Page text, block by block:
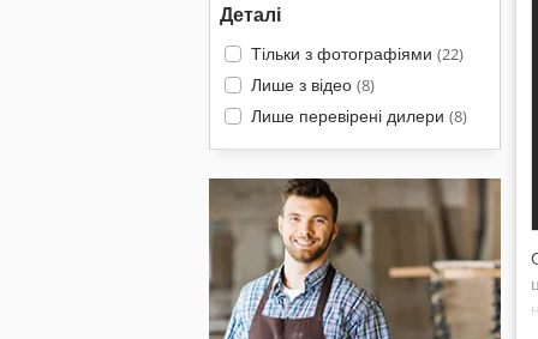
Деталі
Тільки з фотографіями (22)
Лише з відео (8)
Лише перевірені дилери (8)